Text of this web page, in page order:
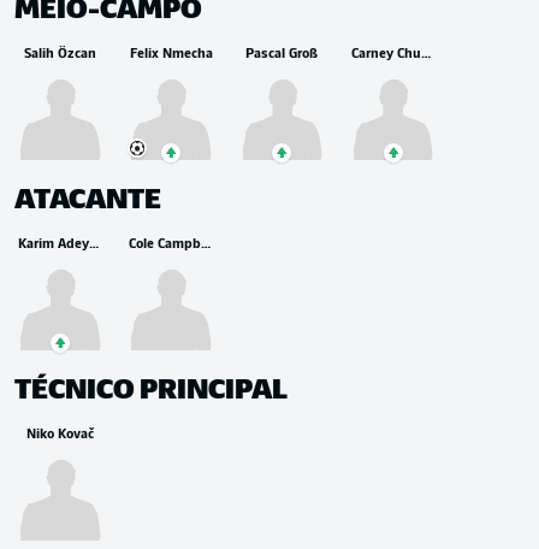
Salih Özcan Felix Nmecha Pascal Groß Carney Chukwuemeka
ATACANTE
Karim Adeyemi Cole Campbell
TÉCNICO PRINCIPAL
Niko Kovač